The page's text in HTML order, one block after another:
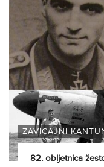
ZAVIČAJNI
82. obljetnica